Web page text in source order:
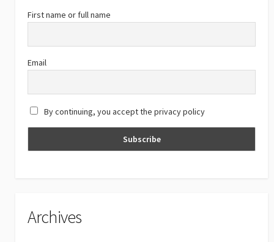
o
k
m b
e
a
n
el
First name or full name
Email
By continuing, you accept the privacy policy
Archives